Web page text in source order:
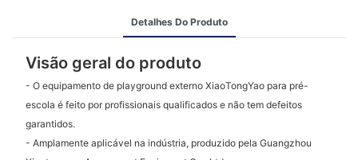
Detalhes Do Produto
Visão geral do produto
- O equipamento de playground externo XiaoTongYao para pré-
escola é feito por profissionais qualificados e não tem defeitos
garantidos.
- Amplamente aplicável na indústria, produzido pela Guangzhou